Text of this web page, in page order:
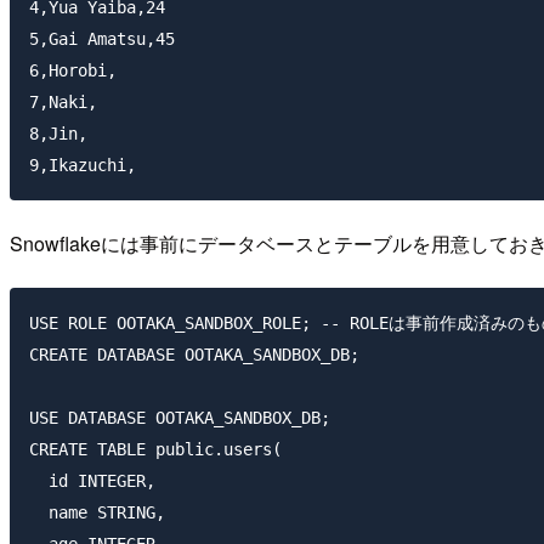
4,Yua Yaiba,24
5,Gai Amatsu,45
6,Horobi,
7,Naki,
8,Jin,
Snowflakeには事前にデータベースとテーブルを用意しておき
USE ROLE OOTAKA_SANDBOX_ROLE; -- ROLEは事前作成済みの
CREATE DATABASE OOTAKA_SANDBOX_DB;
USE DATABASE OOTAKA_SANDBOX_DB;
CREATE TABLE public.users(
  id INTEGER,
  name STRING,